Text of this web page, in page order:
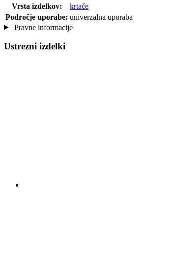
Vrsta izdelkov:
krtače
Področje uporabe: univerzalna uporaba
Pravne informacije
Ustrezni izdelki